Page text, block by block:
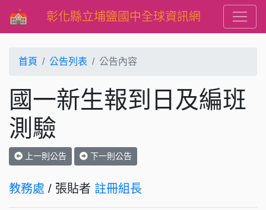
彰化縣立埔鹽國中全球資訊網
首頁 公告列表 公告內容
國一新生報到日及編班
測驗
上一則公告 下一則公告
教務處 / 張貼者 註冊組長